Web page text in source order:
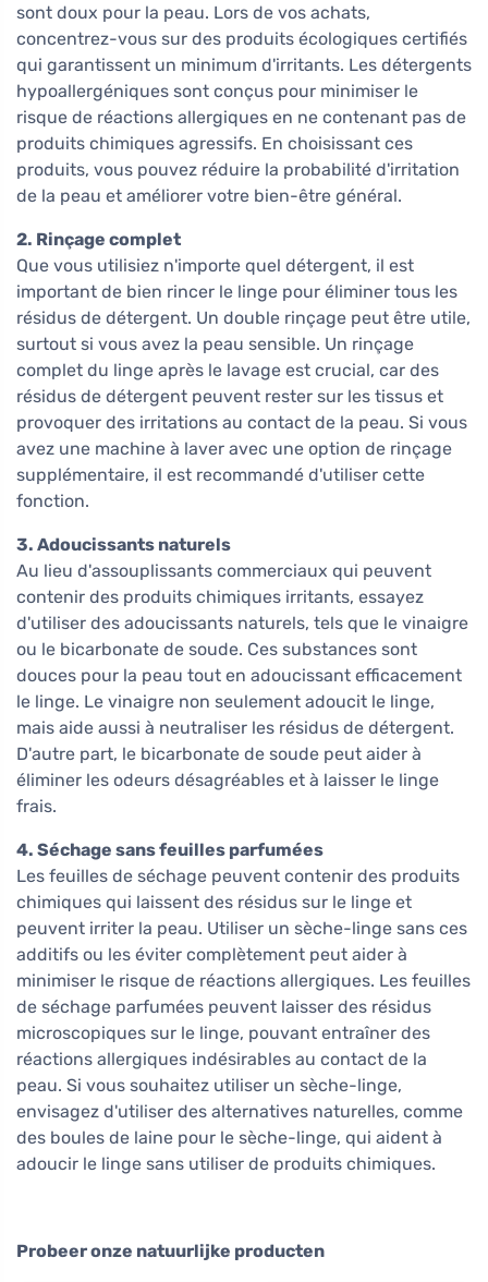
sont doux pour la peau. Lors de vos achats,
concentrez-vous sur des produits écologiques certifiés
qui garantissent un minimum d'irritants. Les détergents
hypoallergéniques sont conçus pour minimiser le
risque de réactions allergiques en ne contenant pas de
produits chimiques agressifs. En choisissant ces
produits, vous pouvez réduire la probabilité d'irritation
de la peau et améliorer votre bien-être général.
2. Rinçage complet
Que vous utilisiez n'importe quel détergent, il est
important de bien rincer le linge pour éliminer tous les
résidus de détergent. Un double rinçage peut être utile,
surtout si vous avez la peau sensible. Un rinçage
complet du linge après le lavage est crucial, car des
résidus de détergent peuvent rester sur les tissus et
provoquer des irritations au contact de la peau. Si vous
avez une machine à laver avec une option de rinçage
supplémentaire, il est recommandé d'utiliser cette
fonction.
3. Adoucissants naturels
Au lieu d'assouplissants commerciaux qui peuvent
contenir des produits chimiques irritants, essayez
d'utiliser des adoucissants naturels, tels que le vinaigre
ou le bicarbonate de soude. Ces substances sont
douces pour la peau tout en adoucissant efficacement
le linge. Le vinaigre non seulement adoucit le linge,
mais aide aussi à neutraliser les résidus de détergent.
D'autre part, le bicarbonate de soude peut aider à
éliminer les odeurs désagréables et à laisser le linge
frais.
4. Séchage sans feuilles parfumées
Les feuilles de séchage peuvent contenir des produits
chimiques qui laissent des résidus sur le linge et
peuvent irriter la peau. Utiliser un sèche-linge sans ces
additifs ou les éviter complètement peut aider à
minimiser le risque de réactions allergiques. Les feuilles
de séchage parfumées peuvent laisser des résidus
microscopiques sur le linge, pouvant entraîner des
réactions allergiques indésirables au contact de la
peau. Si vous souhaitez utiliser un sèche-linge,
envisagez d'utiliser des alternatives naturelles, comme
des boules de laine pour le sèche-linge, qui aident à
adoucir le linge sans utiliser de produits chimiques.
Probeer onze natuurlijke producten